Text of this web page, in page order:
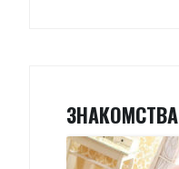
ЗНАКОМСТВА